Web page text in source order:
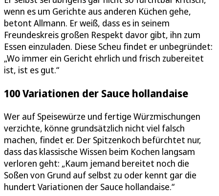
wenn es um Gerichte aus anderen Küchen gehe,
betont Allmann. Er weiß, dass es in seinem
Freundeskreis großen Respekt davor gibt, ihn zum
Essen einzuladen. Diese Scheu findet er unbegründet:
„Wo immer ein Gericht ehrlich und frisch zubereitet
ist, ist es gut.“
100 Variationen der Sauce hollandaise
Wer auf Speisewürze und fertige Würzmischungen
verzichte, könne grundsätzlich nicht viel falsch
machen, findet er. Der Spitzenkoch befürchtet nur,
dass das klassische Wissen beim Kochen langsam
verloren geht: „Kaum jemand bereitet noch die
Soßen von Grund auf selbst zu oder kennt gar die
hundert Variationen der Sauce hollandaise.“